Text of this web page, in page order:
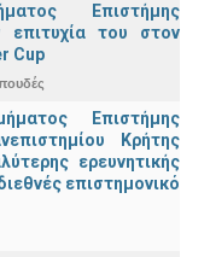
Επιστήμης
επιτυχία του στον
Cup
Επιστήμης
Κρήτης
ερευνητικής
επιστημονικό